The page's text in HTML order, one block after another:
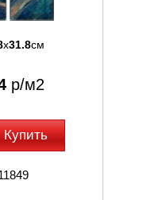
x31.8см
р/м2
Купить